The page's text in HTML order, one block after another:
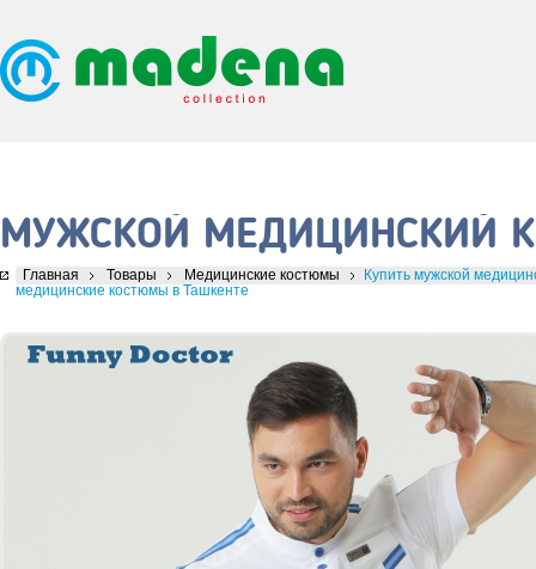
МУЖСКОЙ МЕДИЦИНСКИЙ
Главная Товары Медицинские костюмы
Купить мужской
медицинские костюмы в Ташкенте